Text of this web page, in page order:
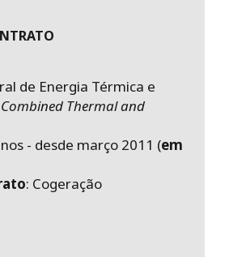
de Energia Térmica e
Combined Thermal and
- desde março 2011 (em
: Cogeração